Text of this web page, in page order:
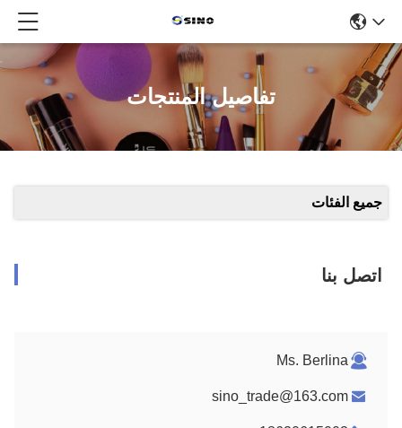
تفاصيل المنتجات
جميع الفئات
اتصل بنا
Ms. Berlina
sino_trade@163.com